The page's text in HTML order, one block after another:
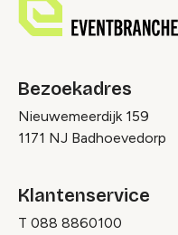
Bezoekadres
Nieuwemeerdijk 159
1171 NJ Badhoevedorp
Klantenservice
T 088 8860100